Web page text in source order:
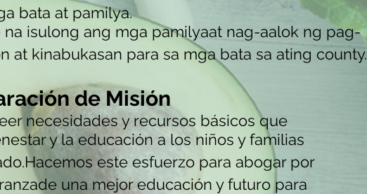
bata at pamilya.
isulong ang mga pamilyaat nag-aalok ng pag-
at kinabukasan para sa mga bata sa ating county.
de Misión
necesidades y recursos básicos que
y la educación a los niños y familias
Hacemos este esfuerzo para abogar por
de una mejor educación y futuro para